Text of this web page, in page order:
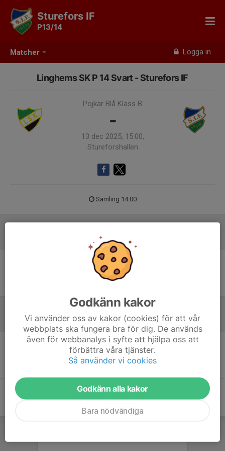
Matcher Logga in
Sturefors IF
P13/14
Linghems SK P 14 Svart - Sturefors IF
Pojkar Blå Klass B
-
13 dec 2025, 15:00,
Stureforshallen
Samling 14:00
Ingen uppställning ifylld
Referat
Inget referat skrivet
Godkänn kakor
Vi använder oss av kakor (cookies) för att vår
webbplats ska fungera bra för dig. De används
även för webbanalys i syfte att hjälpa oss att
förbättra våra tjänster.
Så använder vi cookies
Godkänn alla kakor
Bara nödvändiga